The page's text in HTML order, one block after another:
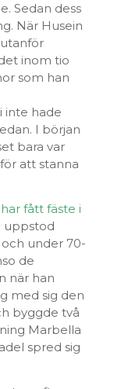
Sedan dess
När Husein
inom tio
som han
inte hade
I början
bara var
att stanna
fått fäste i
uppstod
under 70-
de
när han
med sig den
byggde två
Marbella
spred sig